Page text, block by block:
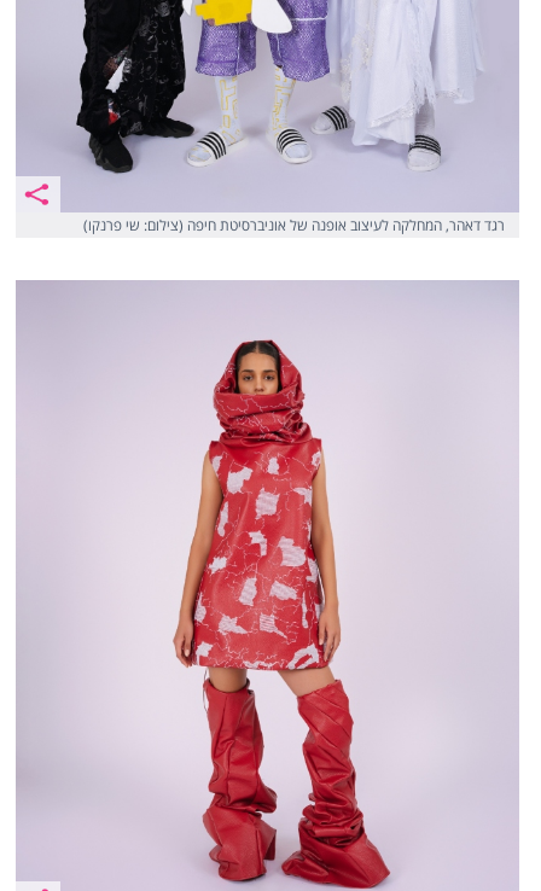
רגד דאהר, המחלקה לעיצוב אופנה של אוניברסיטת חיפה (צילום: שי פרנקו)